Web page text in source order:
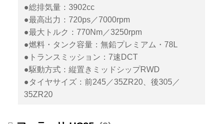
●総排気量：3902cc
●最高出力：720ps／7000rpm
●最大トルク：770Nm／3250rpm
●燃料・タンク容量：無鉛プレミアム・78L
●トランスミッション：7速DCT
●駆動方式：縦置きミッドシップRWD
●タイヤサイズ：前245／35ZR20、後305／
35ZR20